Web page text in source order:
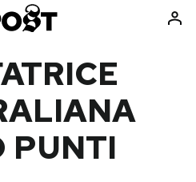
Moda
Libri
PUNTI